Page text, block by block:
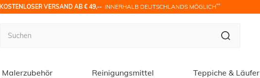
KOSTENLOSER VERSAND AB € 49,-- INNERHALB DEUTSCHLANDS MÖGLICH**
Malerzubehör Reinigungsmittel Teppiche & Läufer